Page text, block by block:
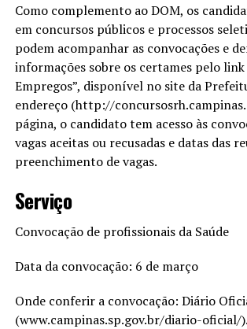
Como complemento ao DOM, os
em concursos públicos e processos
podem acompanhar as convocações e
informações sobre os certames pelo link
Empregos”, disponível no site da
endereço (http://
página, o candidato tem acesso às
vagas aceitas ou recusadas e datas das
preenchimento de vagas.
Serviço
Convocação de profissionais da Saúde
Data da convocação: 6 de março
Onde conferir a convocação: Diário
(www.campinas.sp.gov.br/diario-oficial/).